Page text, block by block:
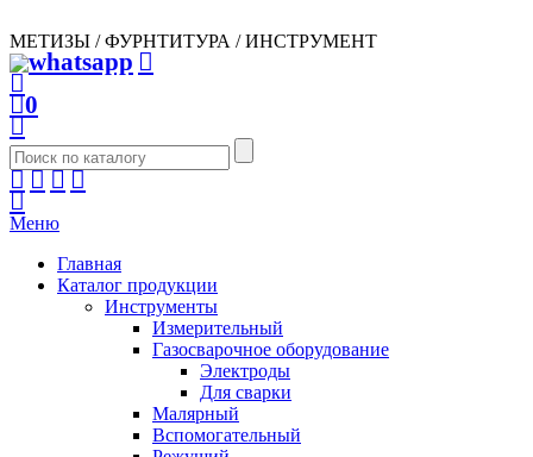
МЕТИЗЫ / ФУРНТИТУРА / ИНСТРУМЕНТ
0
Меню
Главная
Каталог продукции
Инструменты
Измерительный
Газосварочное оборудование
Электроды
Для сварки
Малярный
Вспомогательный